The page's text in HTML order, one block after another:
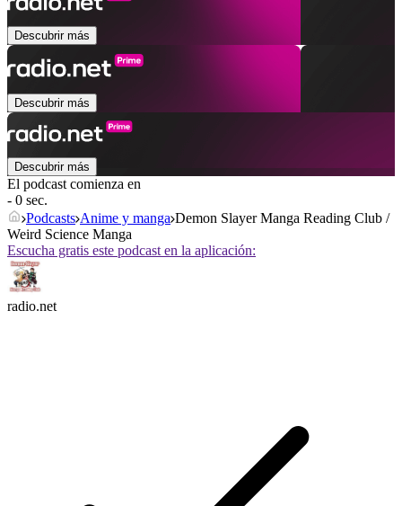
Descubrir más
Descubrir más
Descubrir más
El podcast comienza en
- 0 sec.
Podcasts Anime y manga Demon Slayer Manga Reading Club /
Weird Science Manga
Escucha gratis este podcast en la aplicación:
radio.net